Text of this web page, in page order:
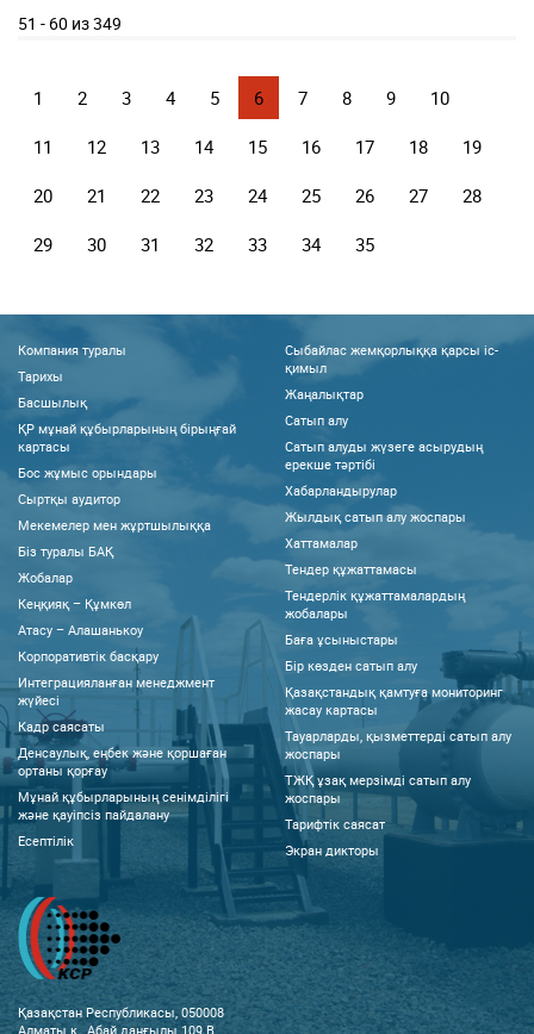
51 - 60 из 349
1 2 3 4 5 6 7 8 9 10
11 12 13 14 15 16 17 18 19
20 21 22 23 24 25 26 27 28
29 30 31 32 33 34 35
Компания туралы
Тарихы
Басшылық
ҚР мұнай құбырларының бірыңғай
картасы
Бос жұмыс орындары
Сыртқы аудитор
Мекемелер мен жұртшылыққа
Біз туралы БАҚ
Жобалар
Кеңқияқ – Құмкөл
Атасу – Алашанькоу
Корпоративтік басқару
Интеграцияланған менеджмент
жүйесі
Кадр саясаты
Денсаулық, еңбек және қоршаған
ортаны қорғау
Мұнай құбырларының сенімділігі
және қауіпсіз пайдалану
Есептілік
Сыбайлас жемқорлыққа қарсы іс-
қимыл
Жаңалықтар
Сатып алу
Сатып алуды жүзеге асырудың
ерекше тәртібі
Хабарландырулар
Жылдық сатып алу жоспары
Хаттамалар
Тендер құжаттамасы
Тендерлік құжаттамалардың
жобалары
Баға ұсыныстары
Бір көзден сатып алу
Қазақстандық қамтуға мониторинг
жасау картасы
Тауарларды, қызметтерді сатып алу
жоспары
ТЖҚ ұзақ мерзімді сатып алу
жоспары
Тарифтік саясат
Экран дикторы
Қазақстан Республикасы, 050008
Алматы қ., Абай даңғылы 109 В